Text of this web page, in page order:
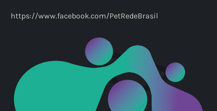
https://www.facebook.com/PetRedeBrasil